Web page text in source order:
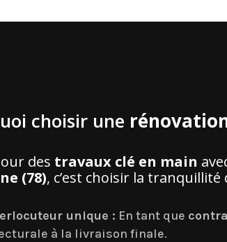
choisir une
des travaux clé en main
(78), c’est choisir la
unique : En tant que
à la livraison finale.